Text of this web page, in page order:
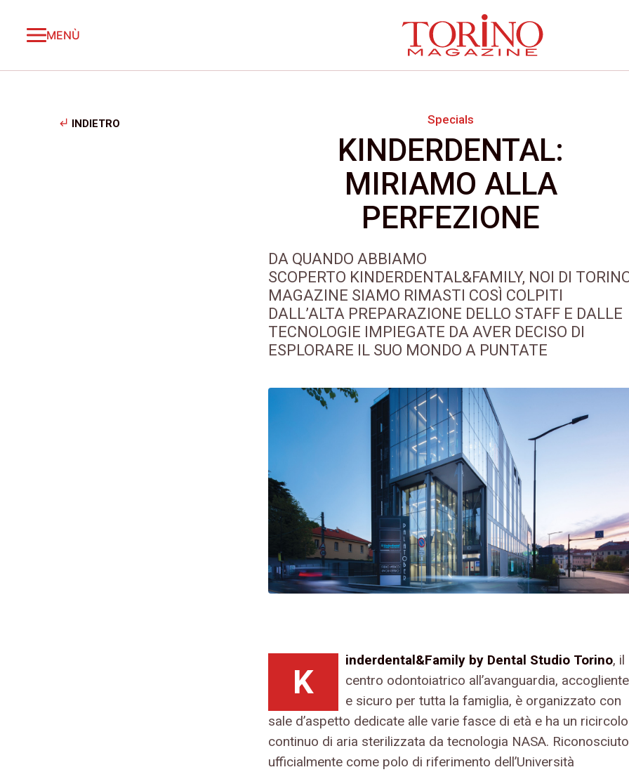
MENÙ
subdirectory_arrow_left INDIETRO Specials
KINDERDENTAL:
MIRIAMO ALLA
PERFEZIONE
DA QUANDO ABBIAMO
SCOPERTO KINDERDENTAL&FAMILY, NOI DI
MAGAZINE SIAMO RIMASTI COSÌ COLPITI
DALL’ALTA PREPARAZIONE DELLO STAFF E DALLE
TECNOLOGIE IMPIEGATE DA AVER DECISO DI
ESPLORARE IL SUO MONDO A PUNTATE
K
inderdental&Family by Dental Studio Torino, il
centro odontoiatrico all’avanguardia, accogliente
e sicuro per tutta la famiglia, è organizzato con
sale d’aspetto dedicate alle varie fasce di età e ha un ricircolo
continuo di aria sterilizzata da tecnologia NASA. Riconosciuto
ufficialmente come polo di riferimento dell’Università